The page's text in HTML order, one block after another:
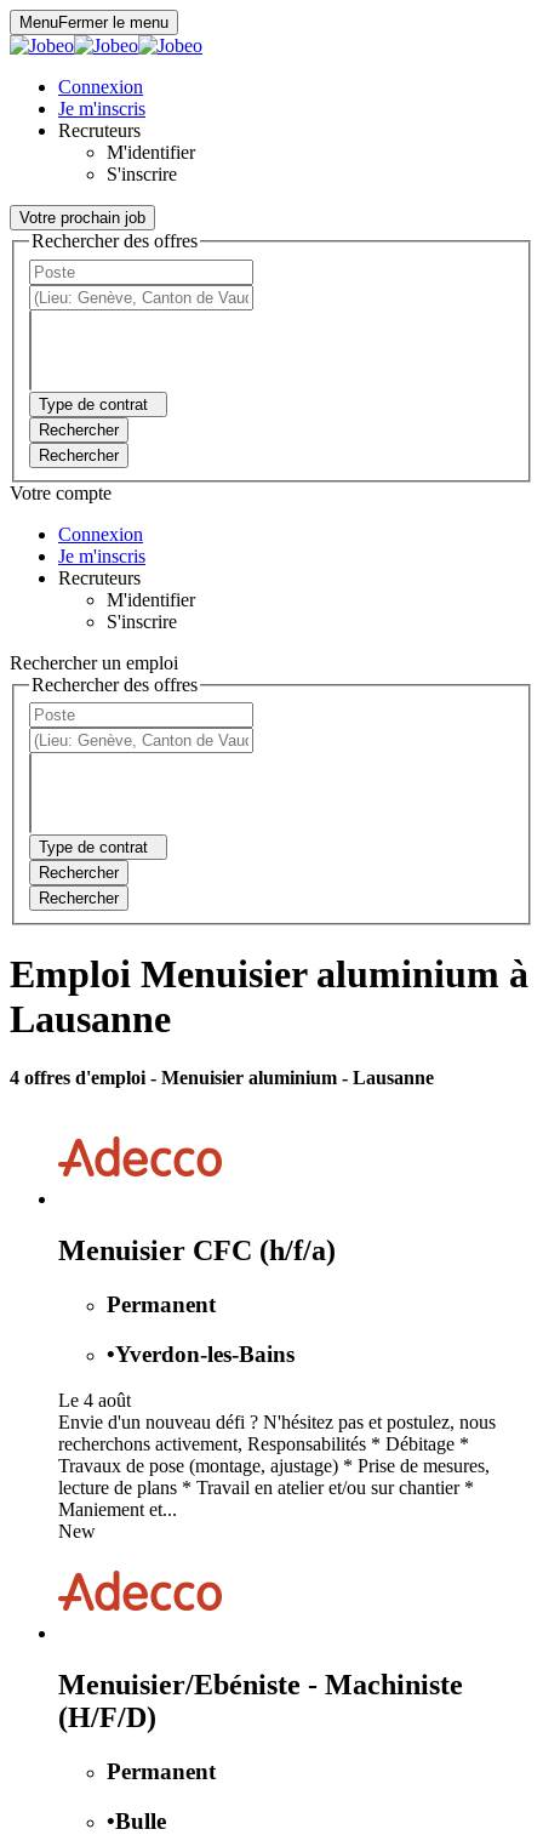
MenuFermer le menu
Connexion
Je m'inscris
Recruteurs
M'identifier
S'inscrire
Votre prochain job
Rechercher des offres
Type de contrat
Rechercher
Rechercher
Votre compte
Connexion
Je m'inscris
Recruteurs
M'identifier
S'inscrire
Rechercher un emploi
Rechercher des offres
Type de contrat
Rechercher
Rechercher
Emploi Menuisier aluminium à
Lausanne
4 offres d'emploi - Menuisier aluminium - Lausanne
Menuisier CFC (h/f/a)
Permanent
•Yverdon-les-Bains
Le 4 août
Envie d'un nouveau défi ? N'hésitez pas et postulez, nous
recherchons activement, Responsabilités * Débitage *
Travaux de pose (montage, ajustage) * Prise de mesures,
lecture de plans * Travail en atelier et/ou sur chantier *
Maniement et...
New
Menuisier/Ebéniste - Machiniste
(H/F/D)
Permanent
•Bulle
Panneau de gestion des cookies